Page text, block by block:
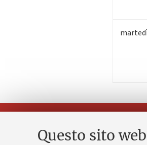
Questo sito